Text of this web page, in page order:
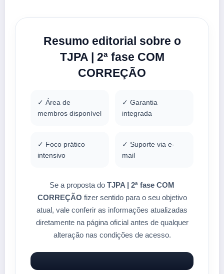
Resumo editorial sobre o
TJPA | 2ª fase COM
CORREÇÃO
✓ Área de
membros disponível
✓ Garantia
integrada
✓ Foco prático
intensivo
✓ Suporte via e-
mail
Se a proposta do TJPA | 2ª fase COM
CORREÇÃO fizer sentido para o seu objetivo
atual, vale conferir as informações atualizadas
diretamente na página oficial antes de qualquer
alteração nas condições de acesso.